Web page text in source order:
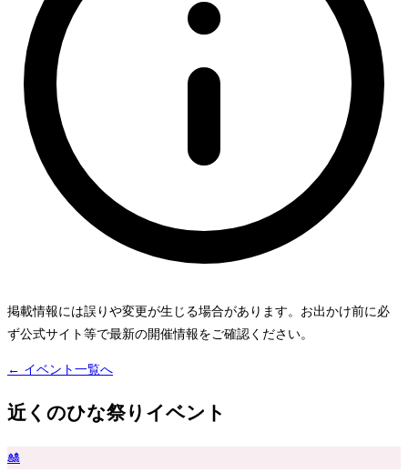
掲載情報には誤りや変更が生じる場合があります。お出かけ前に必
ず公式サイト等で最新の開催情報をご確認ください。
← イベント一覧へ
近くのひな祭りイベント
🎎